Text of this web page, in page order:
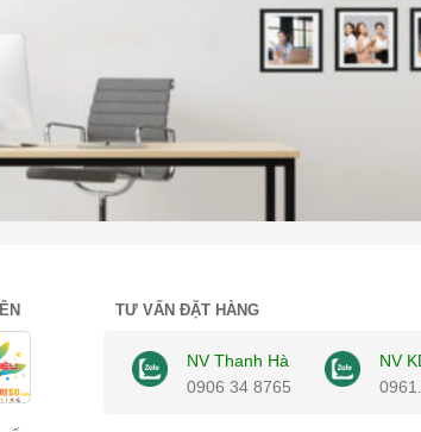
TƯ VẤN ĐẶT HÀNG
NV Thanh Hà
0906 34 8765
NV